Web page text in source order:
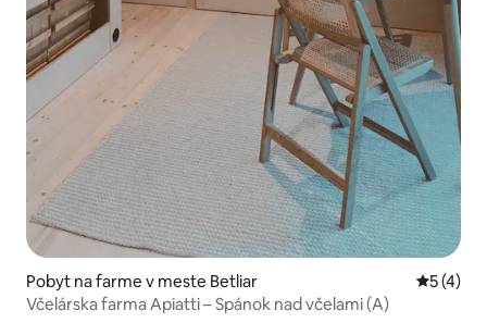
Pobyt na farme v meste Betliar
5 (4)
Včelárska farma Apiatti – Spánok nad včelami (A)